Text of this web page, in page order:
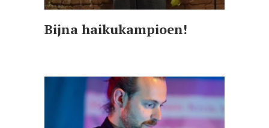
Bijna haikukampioen!